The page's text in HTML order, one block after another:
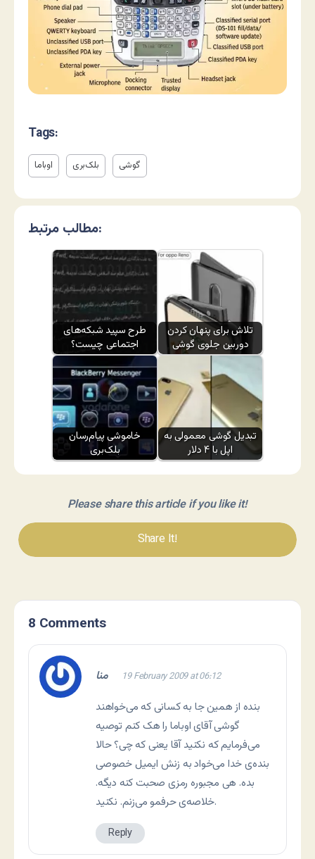
Tags:
اوباما بلک‌بری گوشی
مطالب مرتبط:
طرح سپید شبکه‌های
اجتماعی چیست؟
تلاش برای پنهان کردن
دوربین جلوی گوشی
خاموشی پیام‌رسان
بلک‌بری
تبدیل گوشی معمولی به
اپل با ۴ دلار
Please share this article if you like it!
Share It!
8 Comments
منا 19 February 2009 at 06:12
بنده از همین جا به کسانی که می‌خواهند
گوشی آقای اوباما را هک کنم توصیه
می‌فرمایم که نکنید آقا یعنی که چی؟ حالا
بنده‌ی خدا می‌خواد به زنش ایمیل خصوصی
بده. هی مجبوره رمزی صحبت کنه دیگه.
خلاصه‌ی حرفمو می‌زنم. نکنید.
Reply